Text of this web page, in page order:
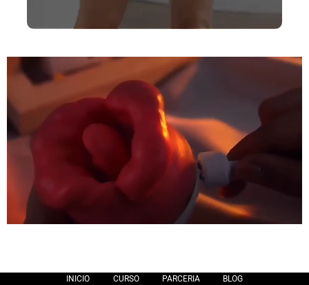
INICIO CURSO PARCERIA BLOG